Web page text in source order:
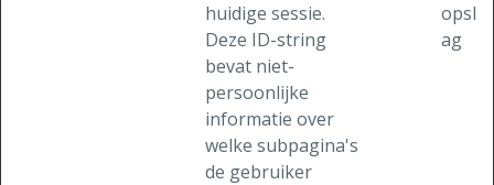
huidige sessie.
Deze ID-string
bevat niet-
persoonlijke
informatie over
welke subpagina's
de gebruiker
opsl
ag